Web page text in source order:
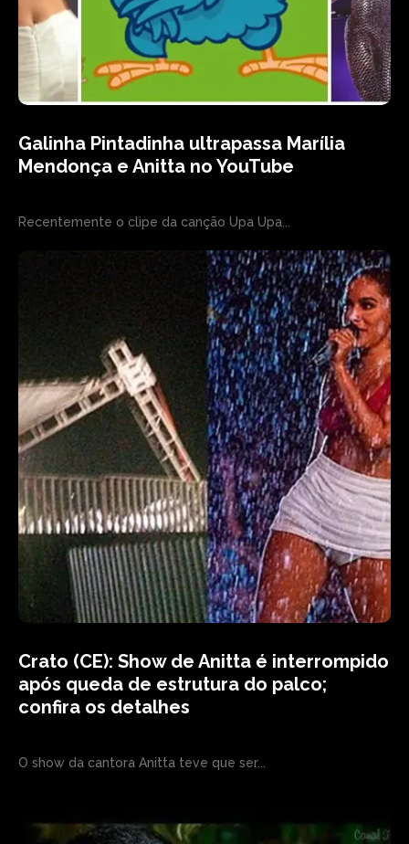
Galinha Pintadinha ultrapassa Marília
Mendonça e Anitta no YouTube
Recentemente o clipe da canção Upa Upa...
Crato (CE): Show de Anitta é interrompido
após queda de estrutura do palco;
confira os detalhes
O show da cantora Anitta teve que ser...